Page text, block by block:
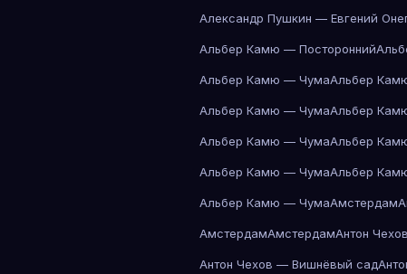
Александр Пушкин — Евгений
Альбер Камю — Посторонний
Альбер Камю — ЧумаАльбер
Альбер Камю — ЧумаАльбер
Альбер Камю — ЧумаАльбер
Альбер Камю — ЧумаАльбер
Альбер Камю — ЧумаАмстердам
АмстердамАмстердамАнтон
Антон Чехов — Вишнёвый сад